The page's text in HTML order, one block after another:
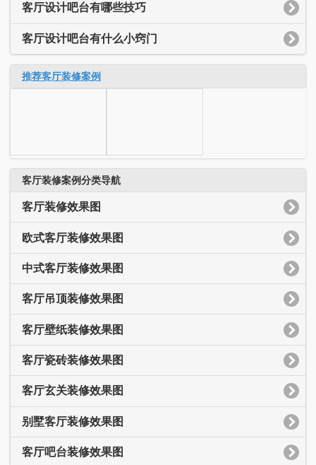
客厅设计吧台有哪些技巧
客厅设计吧台有什么小窍门
推荐客厅装修案例
客厅装修案例分类导航
客厅装修效果图
欧式客厅装修效果图
中式客厅装修效果图
客厅吊顶装修效果图
客厅壁纸装修效果图
客厅瓷砖装修效果图
客厅玄关装修效果图
别墅客厅装修效果图
客厅吧台装修效果图